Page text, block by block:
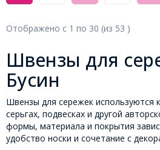
Отображено с 1 по 30 (из 53 )
Швензы для
Бусин
Швензы для сережек используются
серьгах, подвесках и другой
формы, материала и покрытия
удобство носки и сочетание с